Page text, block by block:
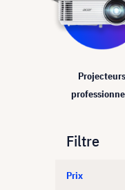
Projecteurs
Filtre
Prix